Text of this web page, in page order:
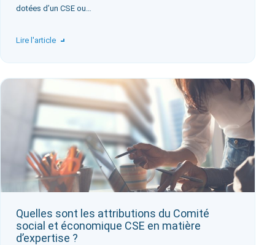
dotées d’un CSE ou…
Lire l'article
Quelles sont les attributions du Comité
social et économique CSE en matière
d’expertise ?